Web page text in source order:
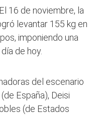
16 de noviembre, la
levantar 155 kg en
imponiendo una
de hoy.
del escenario
España), Deisi
(de Estados